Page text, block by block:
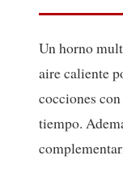
Un horno
aire caliente
cocciones
tiempo.